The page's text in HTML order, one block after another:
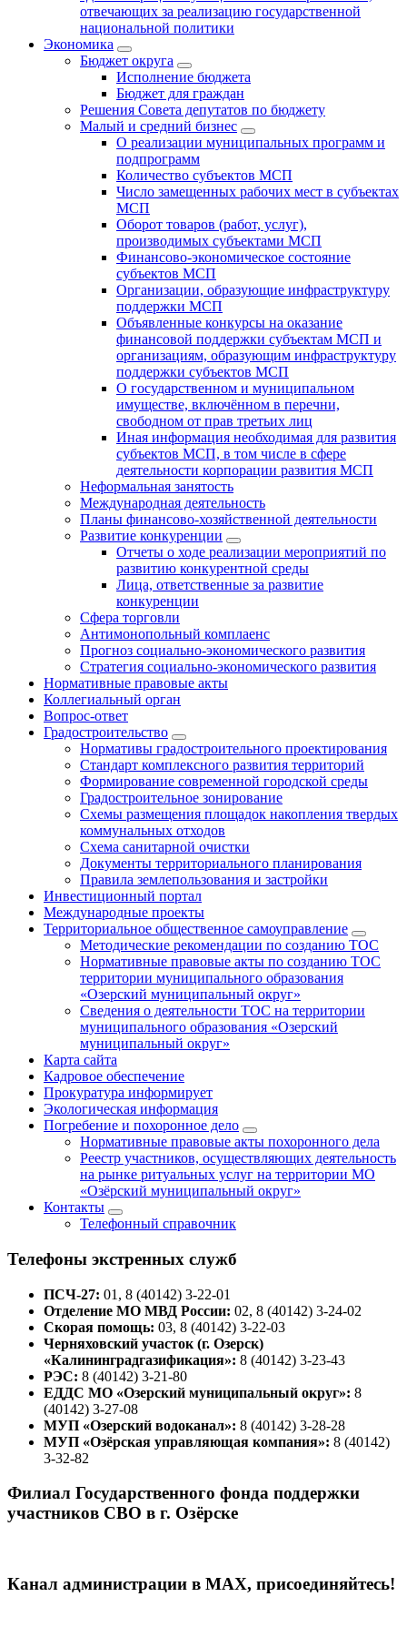
отвечающих за реализацию государственной
национальной политики
Экономика
Бюджет округa
Исполнение бюджета
Бюджет для граждан
Решения Совета депутатов по бюджету
Малый и средний бизнес
О реализации муниципальных программ и
подпрограмм
Количество субъектов МСП
Число замещенных рабочих мест в субъектах
МСП
Оборот товаров (работ, услуг),
производимых субъектами МСП
Финансово-экономическое состояние
субъектов МСП
Организации, образующие инфраструктуру
поддержки МСП
Объявленные конкурсы на оказание
финансовой поддержки субъектам МСП и
организациям, образующим инфраструктуру
поддержки субъектов МСП
О государственном и муниципальном
имуществе, включённом в перечни,
свободном от прав третьих лиц
Иная информация необходимая для развития
субъектов МСП, в том числе в сфере
деятельности корпорации развития МСП
Неформальная занятость
Международная деятельность
Планы финансово-хозяйственной деятельности
Развитие конкуренции
Отчеты о ходе реализации мероприятий по
развитию конкурентной среды
Лица, ответственные за развитие
конкуренции
Сфера торговли
Антимонопольный комплаенс
Прогноз социально-экономического развития
Стратегия социально-экономического развития
Нормативные правовые акты
Коллегиальный орган
Вопрос-ответ
Градостроительство
Нормативы градостроительного проектирования
Стандарт комплексного развития территорий
Формирование современной городской среды
Градостроительное зонирование
Схемы размещения площадок накопления твердых
коммунальных отходов
Схема санитарной очистки
Документы территориального планирования
Правила землепользования и застройки
Инвестиционный портал
Международные проекты
Территориальное общественное самоуправление
Методические рекомендации по созданию ТОС
Нормативные правовые акты по созданию ТОС
территории муниципального образования
«Озерский муниципальный округ»
Сведения о деятельности ТОС на территории
муниципального образования «Озерский
муниципальный округ»
Карта сайта
Кадровое обеспечение
Прокуратура информирует
Экологическая информация
Погребение и похоронное дело
Нормативные правовые акты похоронного дела
Реестр участников, осуществляющих деятельность
на рынке ритуальных услуг на территории МО
«Озёрский муниципальный округ»
Контакты
Телефонный справочник
Телефоны экстренных служб
ПСЧ-27: 01, 8 (40142) 3-22-01
Отделение МО МВД России: 02, 8 (40142) 3-24-02
Скорая помощь: 03, 8 (40142) 3-22-03
Черняховский участок (г. Озерск)
«Калининградгазификация»: 8 (40142) 3-23-43
РЭС: 8 (40142) 3-21-80
ЕДДС МО «Озерский муниципальный округ»: 8
(40142) 3-27-08
МУП «Озерский водоканал»: 8 (40142) 3-28-28
МУП «Озёрская управляющая компания»: 8 (40142)
3-32-82
Филиал Государственного фонда поддержки
участников СВО в г. Озёрске
Канал администрации в МАХ, присоединяйтесь!